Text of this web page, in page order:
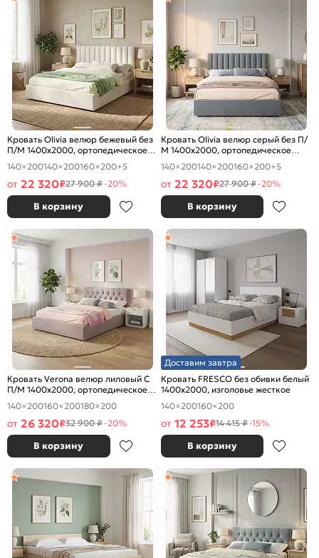
Кровать Olivia велюр бежевый без
П/М 1400x2000, ортопедическое
основание, изголовье мягкое
140×200140×200160×200+5
от 22 320₽27 900 ₽-20%
В корзину
Кровать Olivia велюр серый без П/
М 1400x2000, ортопедическое
основание, изголовье мягкое
140×200140×200160×200+5
от 22 320₽27 900 ₽-20%
В корзину
Кровать Verona велюр лиловый С
П/М 1400x2000, ортопедическое
основание, изголовье мягкое
140×200160×200180×200
от 26 320₽32 900 ₽-20%
В корзину
Доставим завтра
Кровать FRESCO без обивки белый
1400x2000, изголовье жесткое
140×200160×200
от 12 253₽14 415 ₽-15%
В корзину